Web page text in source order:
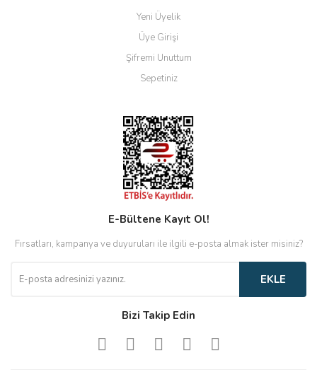
Yeni Üyelik
Üye Girişi
Şifremi Unuttum
Sepetiniz
E-Bültene Kayıt Ol!
Fırsatları, kampanya ve duyuruları ile ilgili e-posta almak ister misiniz?
EKLE
Bizi Takip Edin